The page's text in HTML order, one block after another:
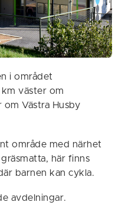
i området
väster om
Västra Husby
område med närhet
här finns
barnen kan cykla.
avdelningar.